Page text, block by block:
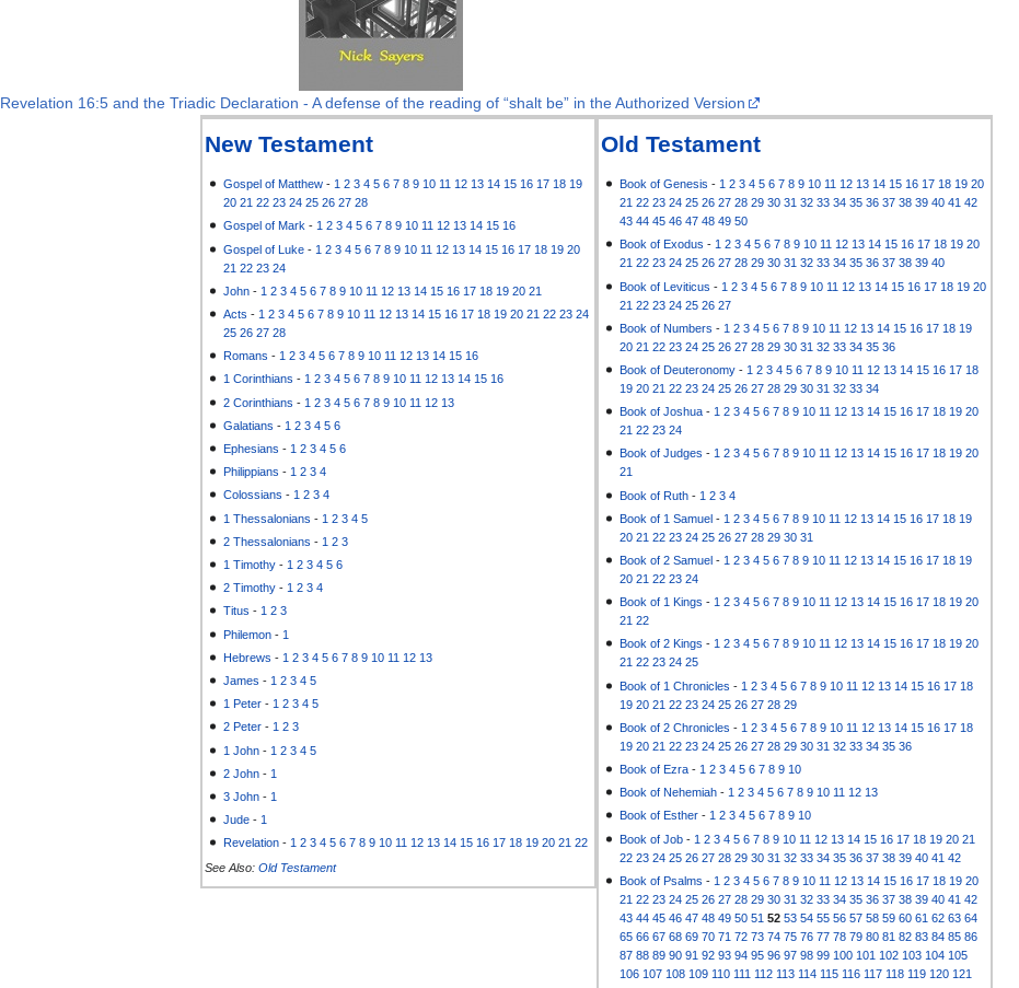
Revelation 16:5 and the Triadic Declaration - A defense of the reading of “shalt be” in the Authorized Version
Old Testament
Book of Genesis - 1 2 3 4 5 6 7 8 9 10 11 12 13 14 15 16 17 18 19 20
21 22 23 24 25 26 27 28 29 30 31 32 33 34 35 36 37 38 39 40 41 42
43 44 45 46 47 48 49 50
Book of Exodus - 1 2 3 4 5 6 7 8 9 10 11 12 13 14 15 16 17 18 19 20
21 22 23 24 25 26 27 28 29 30 31 32 33 34 35 36 37 38 39 40
Book of Leviticus - 1 2 3 4 5 6 7 8 9 10 11 12 13 14 15 16 17 18 19 20
21 22 23 24 25 26 27
Book of Numbers - 1 2 3 4 5 6 7 8 9 10 11 12 13 14 15 16 17 18 19
20 21 22 23 24 25 26 27 28 29 30 31 32 33 34 35 36
Book of Deuteronomy - 1 2 3 4 5 6 7 8 9 10 11 12 13 14 15 16 17 18
19 20 21 22 23 24 25 26 27 28 29 30 31 32 33 34
Book of Joshua - 1 2 3 4 5 6 7 8 9 10 11 12 13 14 15 16 17 18 19 20
21 22 23 24
Book of Judges - 1 2 3 4 5 6 7 8 9 10 11 12 13 14 15 16 17 18 19 20
21
Book of Ruth - 1 2 3 4
Book of 1 Samuel - 1 2 3 4 5 6 7 8 9 10 11 12 13 14 15 16 17 18 19
20 21 22 23 24 25 26 27 28 29 30 31
Book of 2 Samuel - 1 2 3 4 5 6 7 8 9 10 11 12 13 14 15 16 17 18 19
20 21 22 23 24
Book of 1 Kings - 1 2 3 4 5 6 7 8 9 10 11 12 13 14 15 16 17 18 19 20
21 22
Book of 2 Kings - 1 2 3 4 5 6 7 8 9 10 11 12 13 14 15 16 17 18 19 20
21 22 23 24 25
Book of 1 Chronicles - 1 2 3 4 5 6 7 8 9 10 11 12 13 14 15 16 17 18
19 20 21 22 23 24 25 26 27 28 29
Book of 2 Chronicles - 1 2 3 4 5 6 7 8 9 10 11 12 13 14 15 16 17 18
19 20 21 22 23 24 25 26 27 28 29 30 31 32 33 34 35 36
Book of Ezra - 1 2 3 4 5 6 7 8 9 10
Book of Nehemiah - 1 2 3 4 5 6 7 8 9 10 11 12 13
Book of Esther - 1 2 3 4 5 6 7 8 9 10
Book of Job - 1 2 3 4 5 6 7 8 9 10 11 12 13 14 15 16 17 18 19 20 21
22 23 24 25 26 27 28 29 30 31 32 33 34 35 36 37 38 39 40 41 42
Book of Psalms - 1 2 3 4 5 6 7 8 9 10 11 12 13 14 15 16 17 18 19 20
21 22 23 24 25 26 27 28 29 30 31 32 33 34 35 36 37 38 39 40 41 42
43 44 45 46 47 48 49 50 51 52 53 54 55 56 57 58 59 60 61 62 63 64
65 66 67 68 69 70 71 72 73 74 75 76 77 78 79 80 81 82 83 84 85 86
87 88 89 90 91 92 93 94 95 96 97 98 99 100 101 102 103 104 105
106 107 108 109 110 111 112 113 114 115 116 117 118 119 120 121
New Testament
Gospel of Matthew - 1 2 3 4 5 6 7 8 9 10 11 12 13 14 15 16 17 18 19
20 21 22 23 24 25 26 27 28
Gospel of Mark - 1 2 3 4 5 6 7 8 9 10 11 12 13 14 15 16
Gospel of Luke - 1 2 3 4 5 6 7 8 9 10 11 12 13 14 15 16 17 18 19 20
21 22 23 24
John - 1 2 3 4 5 6 7 8 9 10 11 12 13 14 15 16 17 18 19 20 21
Acts - 1 2 3 4 5 6 7 8 9 10 11 12 13 14 15 16 17 18 19 20 21 22 23 24
25 26 27 28
Romans - 1 2 3 4 5 6 7 8 9 10 11 12 13 14 15 16
1 Corinthians - 1 2 3 4 5 6 7 8 9 10 11 12 13 14 15 16
2 Corinthians - 1 2 3 4 5 6 7 8 9 10 11 12 13
Galatians - 1 2 3 4 5 6
Ephesians - 1 2 3 4 5 6
Philippians - 1 2 3 4
Colossians - 1 2 3 4
1 Thessalonians - 1 2 3 4 5
2 Thessalonians - 1 2 3
1 Timothy - 1 2 3 4 5 6
2 Timothy - 1 2 3 4
Titus - 1 2 3
Philemon - 1
Hebrews - 1 2 3 4 5 6 7 8 9 10 11 12 13
James - 1 2 3 4 5
1 Peter - 1 2 3 4 5
2 Peter - 1 2 3
1 John - 1 2 3 4 5
2 John - 1
3 John - 1
Jude - 1
Revelation - 1 2 3 4 5 6 7 8 9 10 11 12 13 14 15 16 17 18 19 20 21 22
See Also: Old Testament